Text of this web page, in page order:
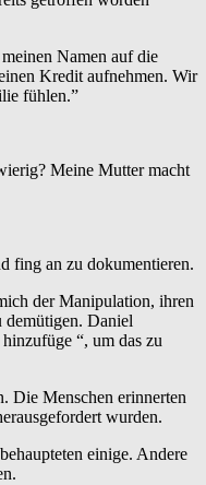
Namen auf die
Kredit aufnehmen. Wir
fühlen.”
Meine Mutter macht
fing an zu dokumentieren.
der Manipulation, ihren
demütigen. Daniel
“, um das zu
Die Menschen erinnerten
wurden.
einige. Andere